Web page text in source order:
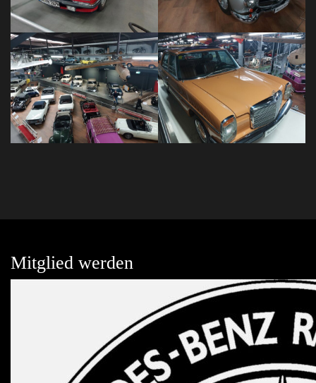
Mitglied werden